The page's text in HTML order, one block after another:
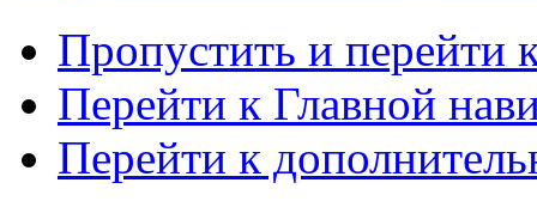
Пропустить и перейти
Перейти к Главной
Перейти к